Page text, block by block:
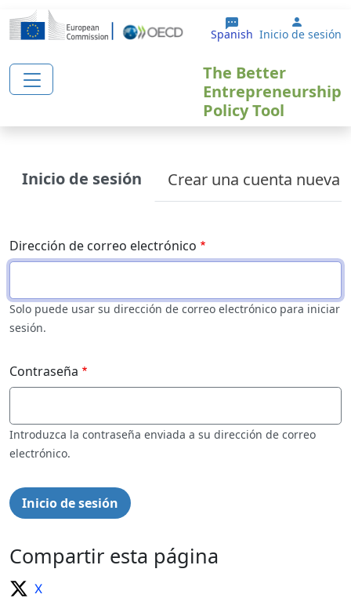
Pasar al contenido principal
Spanish User
Inicio de sesión
The Better
Entrepreneurship
Policy Tool
Primary tabs
Inicio de sesión Crear una cuenta nueva
Dirección de correo electrónico
Solo puede usar su dirección de correo electrónico para iniciar
sesión.
Contraseña
Introduzca la contraseña enviada a su dirección de correo
electrónico.
Compartir esta página
X